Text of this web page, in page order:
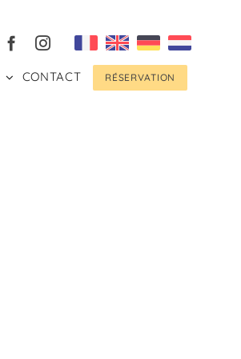
CONTACT RÉSERVATION